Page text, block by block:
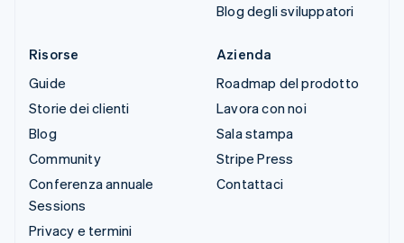
Blog degli sviluppatori
Risorse
Guide
Storie dei clienti
Blog
Community
Conferenza annuale
Sessions
Privacy e termini
Azienda
Roadmap del prodotto
Lavora con noi
Sala stampa
Stripe Press
Contattaci